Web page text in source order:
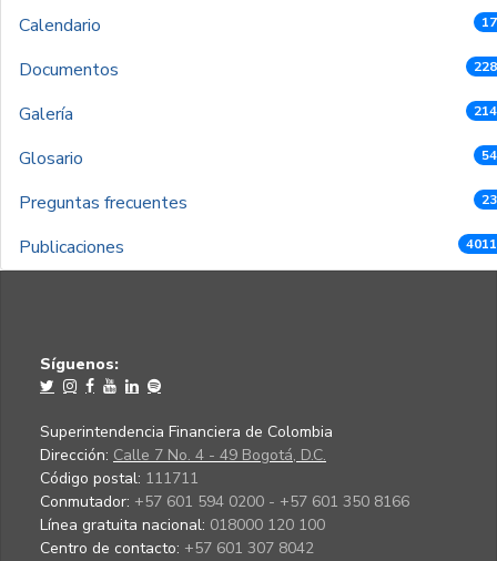
Calendario
Documentos
Galería
Glosario
Preguntas frecuentes
Publicaciones
Síguenos:
Superintendencia Financiera de Colombia
Dirección: Calle 7 No. 4 - 49 Bogotá, D.C.
Código postal: 111711
Conmutador: +57 601 594 0200 - +57 601 350 8166
Línea gratuita nacional: 018000 120 100
Centro de contacto: +57 601 307 8042